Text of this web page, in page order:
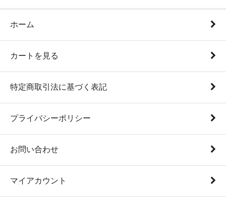
ホーム
カートを見る
特定商取引法に基づく表記
プライバシーポリシー
お問い合わせ
マイアカウント